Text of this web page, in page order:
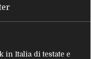
in Italia di testate e